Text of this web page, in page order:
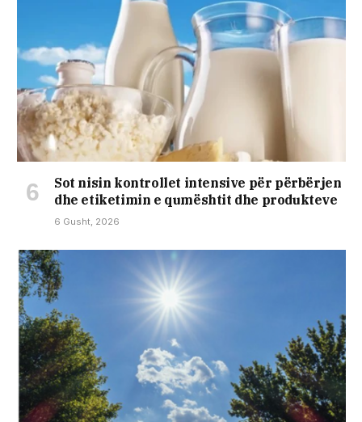
Sot nisin kontrollet intensive për përbërjen
dhe etiketimin e qumështit dhe produkteve
6 Gusht, 2026